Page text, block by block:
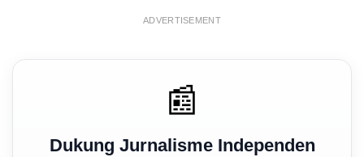
ADVERTISEMENT
📰
Dukung Jurnalisme Independen